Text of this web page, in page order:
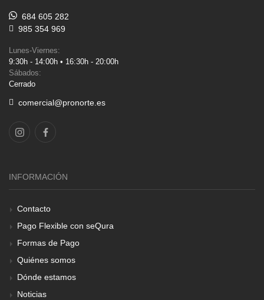
684 605 282
985 354 969
Lunes-Viernes:
9:30h - 14:00h • 16:30h - 20:00h
Sábados:
Cerrado
comercial@pronorte.es
INFORMACIÓN
Contacto
Pago Flexible con seQura
Formas de Pago
Quiénes somos
Dónde estamos
Noticias